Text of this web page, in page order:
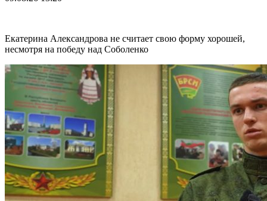
Екатерина Александрова не считает свою форму хорошей,
несмотря на победу над Соболенко